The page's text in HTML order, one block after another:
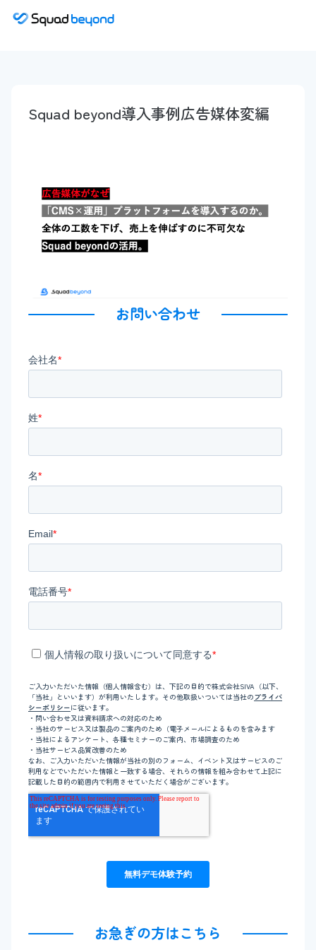
Squad beyond導入事例広告媒体変編
お問い合わせ
お急ぎの方はこちら